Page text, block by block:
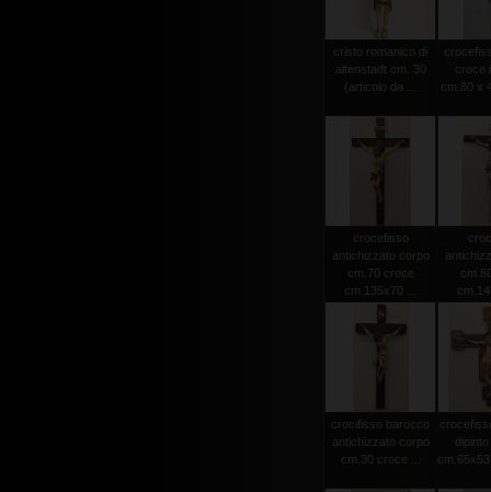
cristo romanico di
altenstadt cm. 30
(articolo da ...
croce
cm.80 x
crocefisso
antichizzato corpo
cm.70 croce
cm.135x70 ...
crocifisso barocco
antichizzato corpo
cm.30 croce ...